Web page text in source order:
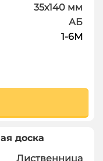
35х140 мм
АБ
1-6М
доска
Лиственница